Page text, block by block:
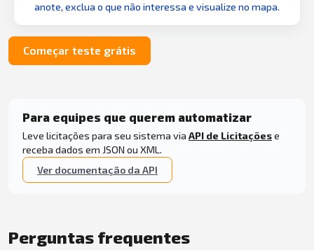
anote, exclua o que não interessa e visualize no mapa.
Começar teste grátis
Para equipes que querem automatizar
Leve licitações para seu sistema via API de Licitaçõese
receba dados em JSON ou XML.
Ver documentação da API
Perguntas frequentes